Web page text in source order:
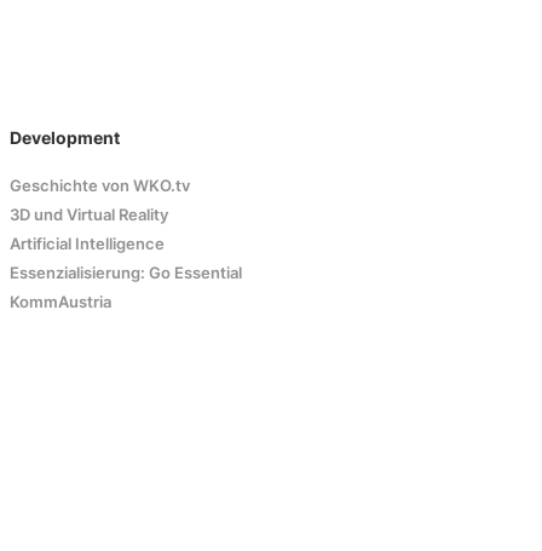
Development
Geschichte von WKO.tv
3D und Virtual Reality
Artificial Intelligence
Essenzialisierung: Go Essential
KommAustria